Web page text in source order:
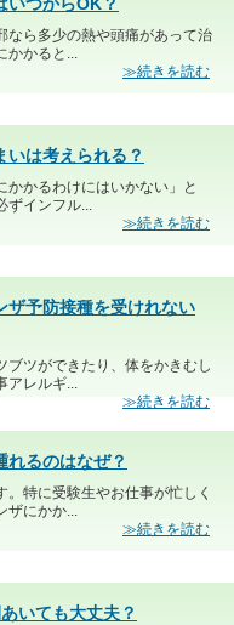
いつからOK？
なら多少の熱や頭痛があって治
かかると...
≫続きを読む
いは考えられる？
かかるわけにはいかない」と
ずインフル...
≫続きを読む
ザ予防接種を受けれない
ツができたり、体をかきむし
アレルギ...
≫続きを読む
れるのはなぜ？
特に受験生やお仕事が忙しく
ザにかか...
≫続きを読む
いても大丈夫？